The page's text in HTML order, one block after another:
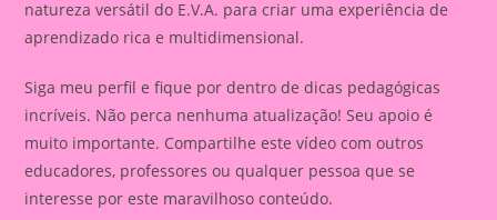
natureza versátil do E.V.A. para criar uma experiência de
aprendizado rica e multidimensional.
Siga meu perfil e fique por dentro de dicas pedagógicas
incríveis. Não perca nenhuma atualização! Seu apoio é
muito importante. Compartilhe este vídeo com outros
educadores, professores ou qualquer pessoa que se
interesse por este maravilhoso conteúdo.